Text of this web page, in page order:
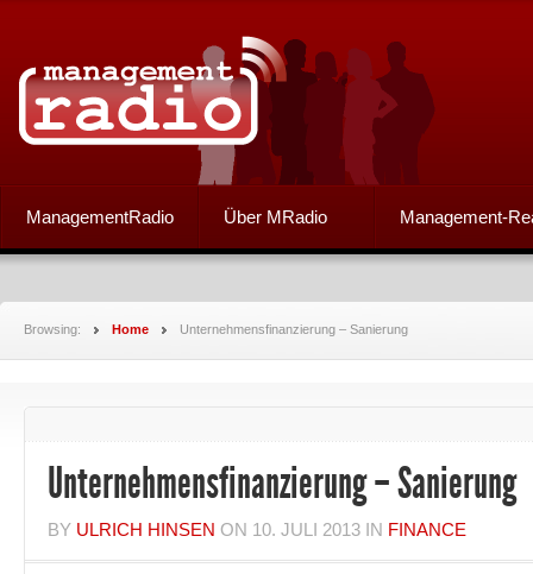
ManagementRadio Über MRadio Management-
Browsing: Home Unternehmensfinanzierung – Sanierung
Unternehmensfinanzierung – Sanierung
BY ULRICH HINSEN ON 10. JULI 2013 IN FINANCE